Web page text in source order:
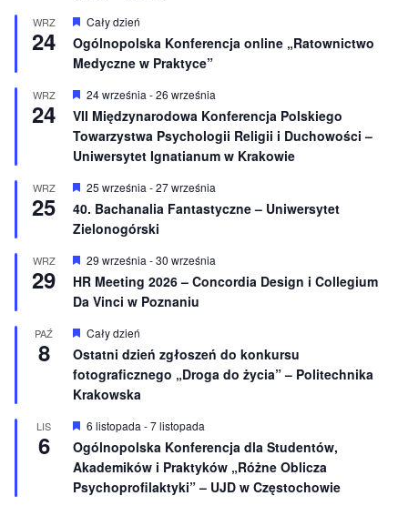
WRZ
24
W
r
ó
n
i
o
n
e
Cały dzień
Ogólnopolska Konferencja online „Ratownictwo
Medyczne w Praktyce”
WRZ
24
W
y
r
ó
ż
n
i
o
n
e
24 września -26 września
VII Międzynarodowa Konferencja Polskiego
Towarzystwa Psychologii Religii i Duchowości –
Uniwersytet Ignatianum w Krakowie
WRZ
25
W
r
ó
n
i
o
n
25 września -27 września
40. Bachanalia Fantastyczne – Uniwersytet
Zielonogórski
WRZ
29
W
y
r
ó
n
o
n
e
29 września -30 września
HR Meeting 2026 – Concordia Design i Collegium
Da Vinci w Poznaniu
PAŹ
8
W
r
ó
ż
n
i
o
n
e
Cały dzień
Ostatni dzień zgłoszeń do konkursu
fotograficznego „Droga do życia” – Politechnika
Krakowska
LIS
6
W
r
ó
ż
n
6 listopada -7 listopada
Ogólnopolska Konferencja dla Studentów,
Akademików i Praktyków „Różne Oblicza
Psychoprofilaktyki” – UJD w Częstochowie